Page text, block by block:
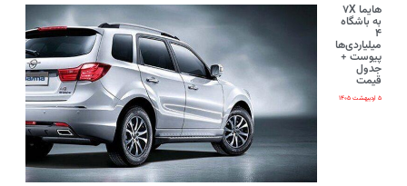
هایما ۷X
به باشگاه
۴
میلیاردی‌ها
پیوست +
جدول
قیمت
۵ اردیبهشت ۱۴۰۵